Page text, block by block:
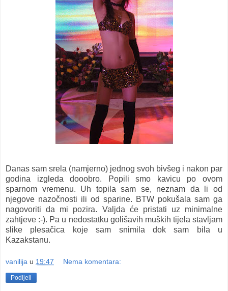
Danas sam srela (namjerno) jednog svoh bivšeg i nakon par
godina izgleda dooobro. Popili smo kavicu po ovom
sparnom vremenu. Uh topila sam se, neznam da li od
njegove nazočnosti ili od sparine. BTW pokušala sam ga
nagovoriti da mi pozira. Valjda će pristati uz minimalne
zahtjeve :-). Pa u nedostatku golišavih muških tijela stavljam
slike plesačica koje sam snimila dok sam bila u
Kazakstanu.
vanilija u 19:47 Nema komentara:
Podijeli